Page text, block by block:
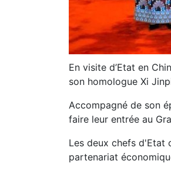
En visite d’Etat en
son homologue Xi
Accompagné de son
faire leur entrée au
Les deux chefs d'Etat
partenariat